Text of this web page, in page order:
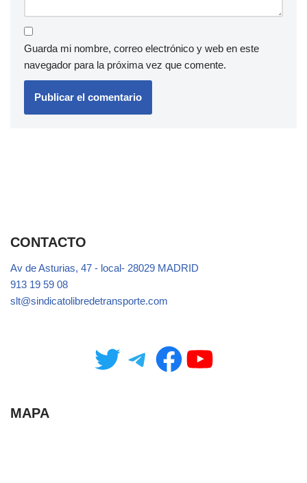
Guarda mi nombre, correo electrónico y web en este
navegador para la próxima vez que comente.
CONTACTO
Av de Asturias, 47 - local- 28029 MADRID
913 19 59 08
slt@sindicatolibredetransporte.com
MAPA